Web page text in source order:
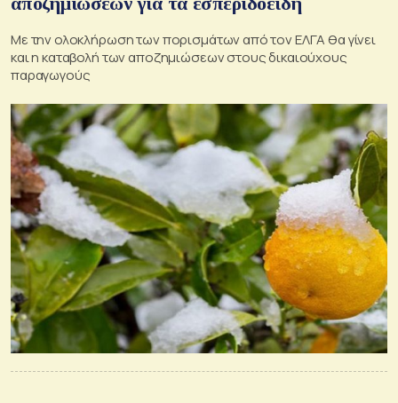
Με την ολοκλήρωση των πορισμάτων από τον ΕΛΓΑ θα γίνει
και η καταβολή των αποζημιώσεων στους δικαιούχους
παραγωγούς